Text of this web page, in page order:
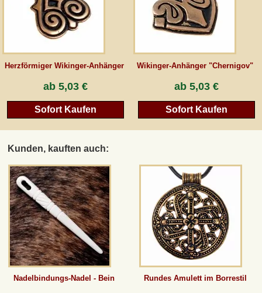
Herzförmiger Wikinger-Anhänger
ab 5,03 €
Sofort Kaufen
Wikinger-Anhänger "Chernigov"
ab 5,03 €
Sofort Kaufen
Kunden, kauften auch:
Nadelbindungs-Nadel - Bein Rundes Amulett im Borrestil